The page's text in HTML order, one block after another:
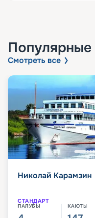
Популярные
Смотреть все
Николай Карамзин
СТАНДАРТ
ПАЛУБЫ КАЮТЫ